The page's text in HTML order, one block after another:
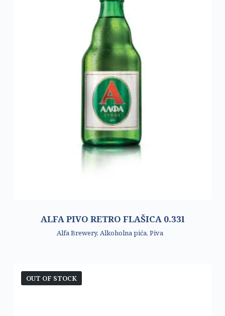
ALFA PIVO RETRO FLAŠICA 0.33l
Alfa Brewery,Alkoholna pića,Piva
OUT OF STOCK